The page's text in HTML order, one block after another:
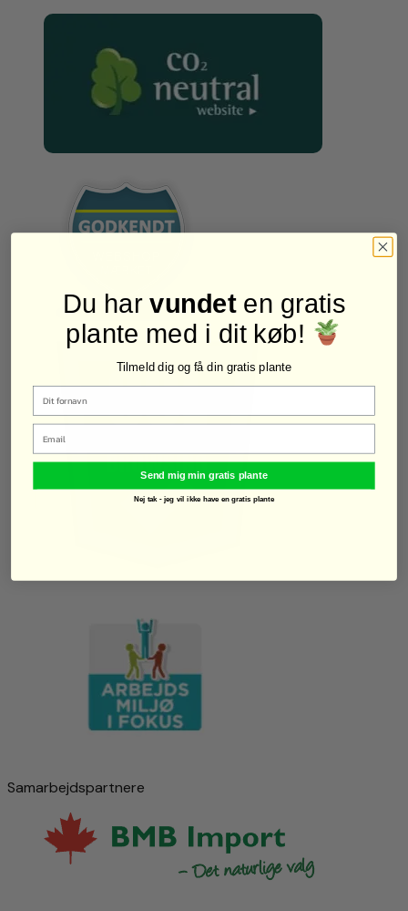
Samarbejdspartnere
Du harvundeten gratis
plante med i dit køb!
Tilmeld dig og få din gratis plante
Email
Send mig min gratis plante
Nej tak - jeg vil ikke have en gratis plante